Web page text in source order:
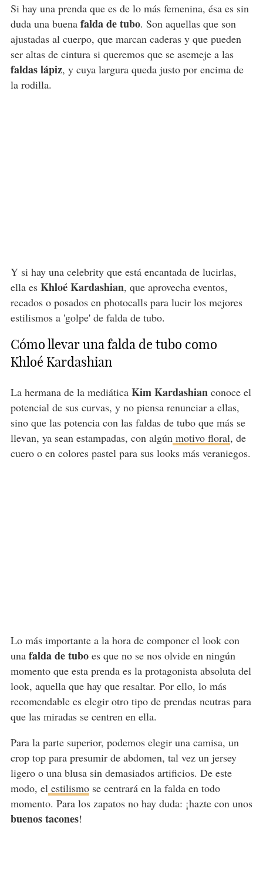
Si hay una prenda que es de lo más femenina, ésa es sin
duda una buena falda de tubo. Son aquellas que son
ajustadas al cuerpo, que marcan caderas y que pueden
ser altas de cintura si queremos que se asemeje a las
faldas lápiz, y cuya largura queda justo por encima de
la rodilla.
Y si hay una celebrity que está encantada de lucirlas,
ella es Khloé Kardashian, que aprovecha eventos,
recados o posados en photocalls para lucir los mejores
estilismos a 'golpe' de falda de tubo.
Cómo llevar una falda de tubo como
Khloé Kardashian
La hermana de la mediática Kim Kardashian conoce el
potencial de sus curvas, y no piensa renunciar a ellas,
sino que las potencia con las faldas de tubo que más se
llevan, ya sean estampadas, con algún motivo floral, de
cuero o en colores pastel para sus looks más veraniegos.
Lo más importante a la hora de componer el look con
unafalda de tuboes que no se nos olvide en ningún
momento que esta prenda es la protagonista absoluta del
look, aquella que hay que resaltar. Por ello, lo más
recomendable es elegir otro tipo de prendas neutras para
que las miradas se centren en ella.
Para la parte superior, podemos elegir una camisa, un
crop top para presumir de abdomen, tal vez un jersey
ligero o una blusa sin demasiados artificios. De este
modo, el estilismose centrará en la falda en todo
momento. Para los zapatos no hay duda: ¡hazte con unos
buenos tacones!